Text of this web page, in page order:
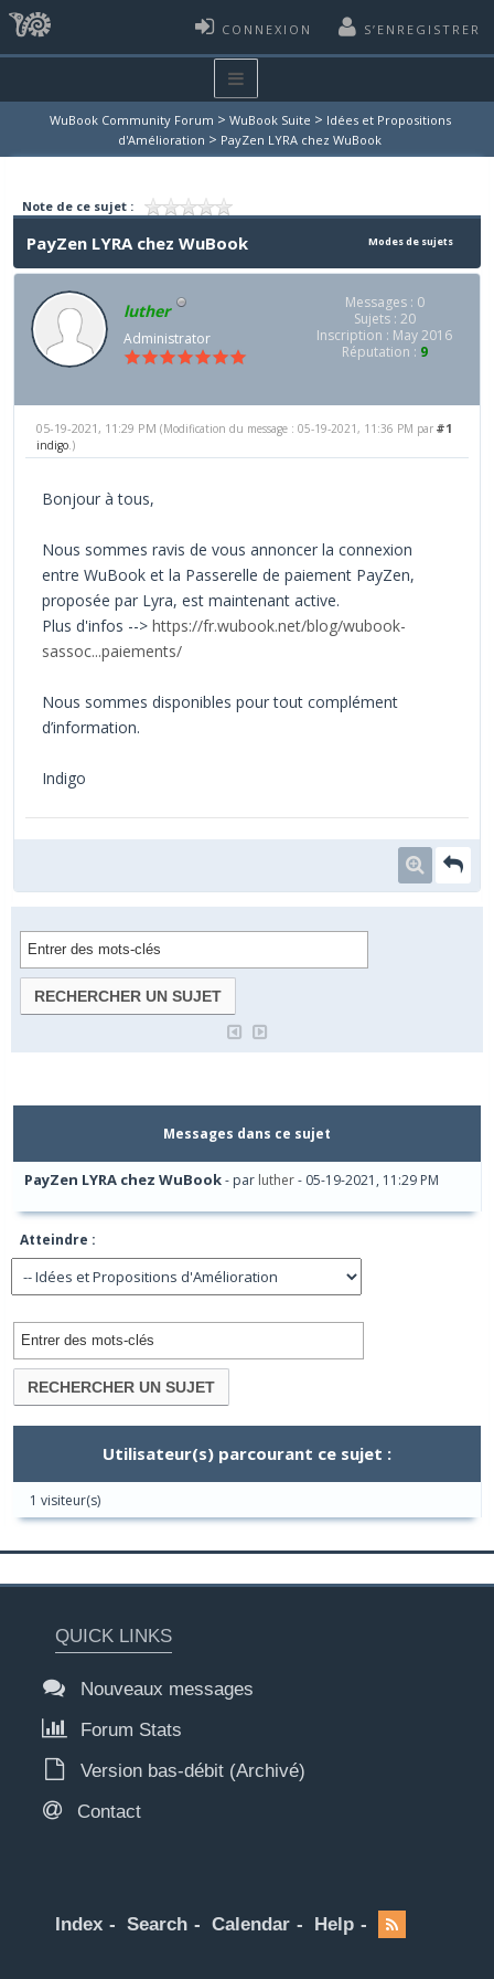
CONNEXION S’ENREGISTRER
WuBook Community Forum > WuBook Suite > Idées et Propositions
d'Amélioration > PayZen LYRA chez WuBook
Note de ce sujet :
Modes de sujets
PayZen LYRA chez WuBook
luther
Administrator
Messages : 0
Sujets : 20
Inscription : May 2016
Réputation : 9
#1
05-19-2021, 11:29 PM (Modification du message : 05-19-2021, 11:36 PM par
indigo .)
Bonjour à tous,
Nous sommes ravis de vous annoncer la connexion
entre WuBook et la Passerelle de paiement PayZen,
proposée par Lyra, est maintenant active.
Plus d'infos --> https://fr.wubook.net/blog/wubook-
sassoc...paiements/
Nous sommes disponibles pour tout complément
d’information.
Indigo
Messages dans ce sujet
PayZen LYRA chez WuBook- par luther- 05-19-2021, 11:29 PM
Atteindre :
Utilisateur(s) parcourant ce sujet :
1 visiteur(s)
QUICK LINKS
Nouveaux messages
Forum Stats
Version bas-débit (Archivé)
Contact
Index Search Calendar Help